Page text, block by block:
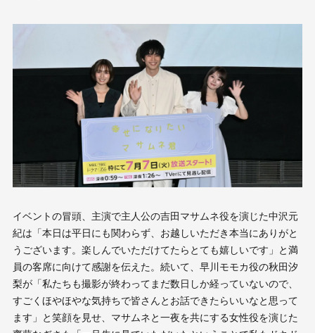
イベントの冒頭、主演で主人公の吉田マサムネ役を演じた中沢元
紀は「本日は平日にも関わらず、お越しいただき本当にありがと
うございます。楽しんでいただけてたらとても嬉しいです」と満
員の客席に向けて感謝を伝えた。続いて、早川モモカ役の秋田汐
梨が「私たちも撮影が終わってまだ数日しか経っていないので、
すごくほやほやな気持ちで皆さんとお話できたらいいなと思って
ます」と笑顔を見せ、マサムネと一夜を共にする女性役を演じた